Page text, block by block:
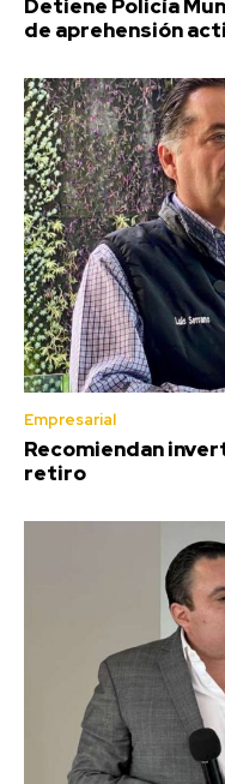
Detiene Policía
de aprehensión
Empresarial
Recomiendan
retiro